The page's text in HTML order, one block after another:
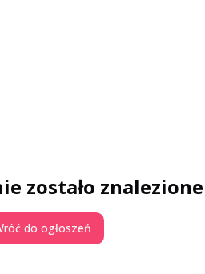
zostało znalezione
do ogłoszeń